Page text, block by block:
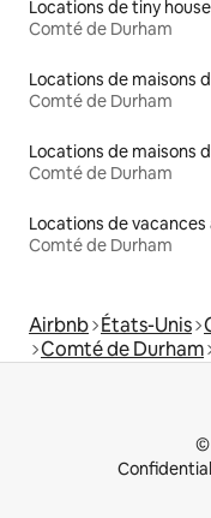
Locations de tiny
Comté de Durham
Locations de maisons
Comté de Durham
Locations de maisons
Comté de Durham
Comté de Durham
Airbnb États-Unis
Comté de Durham
©